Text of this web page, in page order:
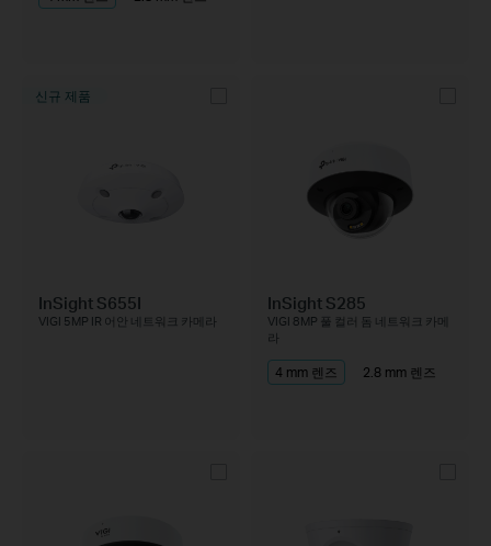
신규 제품
InSight S655I
VIGI 5MP IR 어안 네트워크 카메라
InSight S285
VIGI 8MP 풀 컬러 돔 네트워크 카메
라
4 mm 렌즈 2.8 mm 렌즈